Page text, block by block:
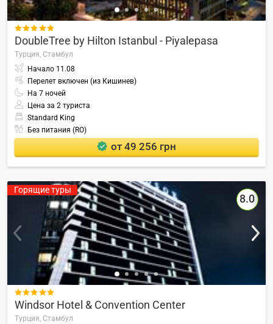

DoubleTree by Hilton Istanbul - Piyalepasa
Турция, Стамбул
Начало 11.08
Перелет включен (из Кишинев)
На 7 ночей
Цена за 2 туриста
Standard King
Без питания (RO)
от 49 256 грн
Горящие туры
8.0

Windsor Hotel & Convention Center
Турция, Стамбул